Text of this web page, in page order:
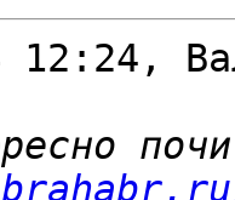
12:24,